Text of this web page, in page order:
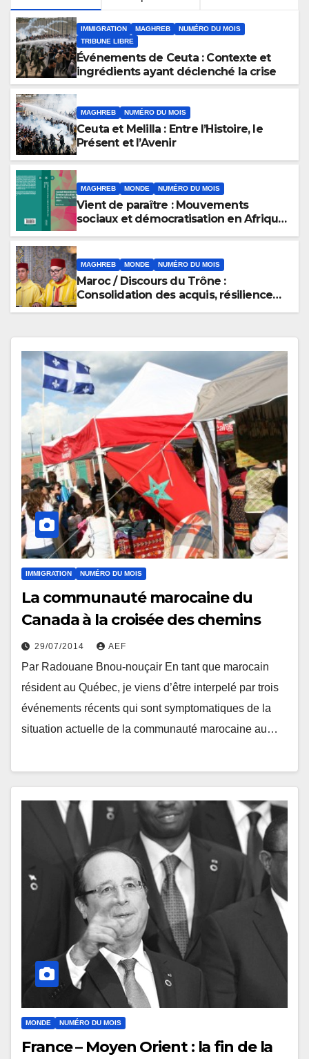
IMMIGRATION MAGHREB
NUMÉRO DU MOIS
TRIBUNE LIBRE
Événements de Ceuta : Contexte et
ingrédients ayant déclenché la crise
MAGHREB NUMÉRO DU MOIS
Ceuta et Melilla : Entre l’Histoire, le
Présent et l’Avenir
MAGHREB MONDE NUMÉRO DU MOIS
Vient de paraître : Mouvements
sociaux et démocratisation en Afrique
MAGHREB MONDE NUMÉRO DU MOIS
Maroc / Discours du Trône :
Consolidation des acquis, résilience
décomplexée
IMMIGRATION NUMÉRO DU MOIS
La communauté marocaine du
Canada à la croisée des chemins
29/07/2014 AEF
Par Radouane Bnou-nouçair En tant que marocain
résident au Québec, je viens d’être interpelé par trois
événements récents qui sont symptomatiques de la
situation actuelle de la communauté marocaine au…
MONDE NUMÉRO DU MOIS
France – Moyen Orient : la fin de la